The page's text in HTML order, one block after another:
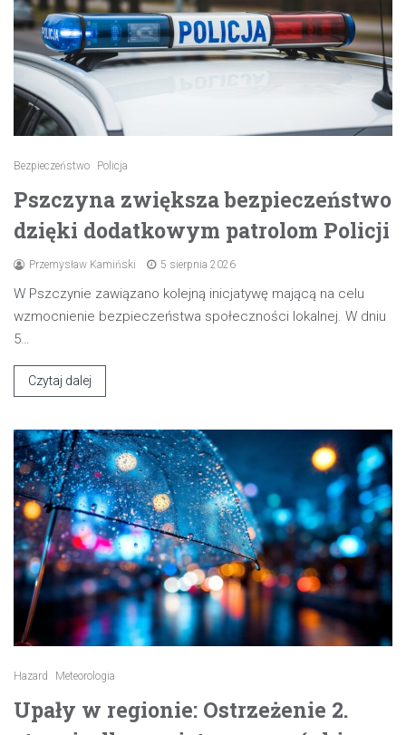
Bezpieczeństwo Policja
Pszczyna zwiększa bezpieczeństwo
dzięki dodatkowym patrolom Policji
Przemysław Kamiński 5 sierpnia 2026
W Pszczynie zawiązano kolejną inicjatywę mającą na celu
wzmocnienie bezpieczeństwa społeczności lokalnej. W dniu
5…
Czytaj dalej
Hazard Meteorologia
Upały w regionie: Ostrzeżenie 2.